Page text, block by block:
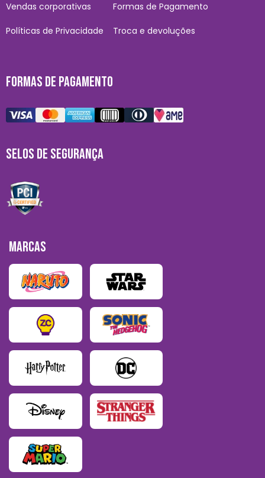
Vendas corporativas
Políticas de Privacidade
Formas de Pagamento
Troca e devoluções
FORMAS DE PAGAMENTO
SELOS DE SEGURANÇA
MARCAS